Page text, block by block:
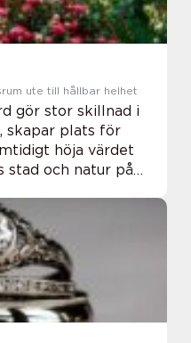
vardagsrum ute till hållbar helhet
gör stor skillnad i
skapar plats för
höja värdet
stad och natur på
årstiderna, ...